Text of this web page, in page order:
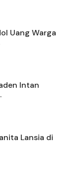
Uang Warga
Intan
Lansia di